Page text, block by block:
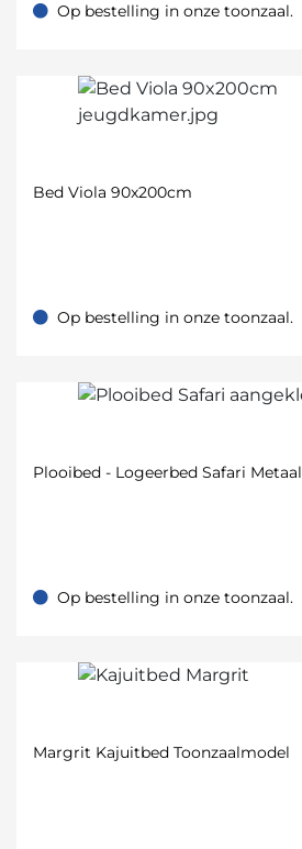
Op bestelling in onze toonzaal.
Op bestelling in onze toonzaal.
Bed Viola 90x200cm
Op bestelling in onze toonzaal.
Op bestelling in onze toonzaal.
Plooibed - Logeerbed Safari Metaal
Op bestelling in onze toonzaal.
Op bestelling in onze toonzaal.
Margrit Kajuitbed Toonzaalmodel